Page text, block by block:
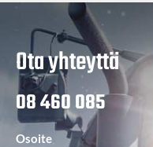
Ota yhteyttä
08 460 085
Osoite